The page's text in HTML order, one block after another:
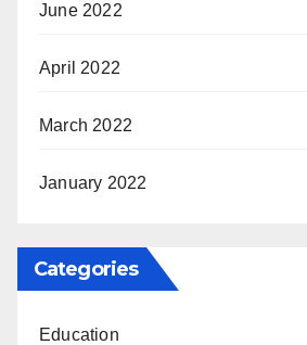
June 2022
April 2022
March 2022
January 2022
Categories
Education